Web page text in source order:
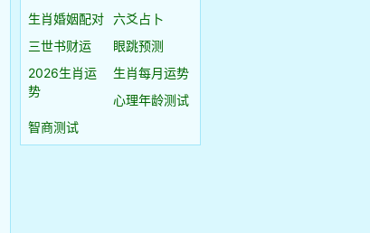
生肖婚姻配对 六爻占卜
三世书财运
眼跳预测
2026生肖运
势
生肖每月运势
心理年龄测试
智商测试